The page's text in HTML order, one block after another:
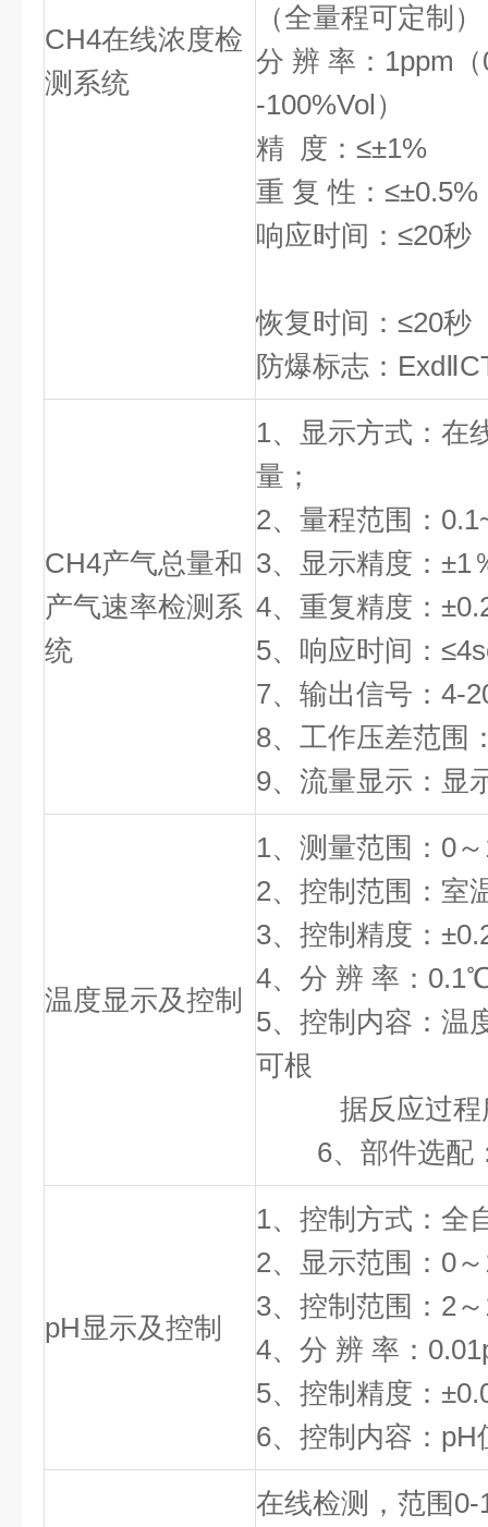
CH4在线浓度检
测系统
（全量程可定制）
分 辨 率：1ppm
-
精 度：≤±1%
重 复 性：≤±0.5%
响应时间
恢复时间：≤20秒
防爆标志：
CH4产气总量和
产气速率检测系
统
1、显示方式：在
量；
2、量程范围：
3、显示精度：±1
4、重复精度：
5、响应时间：
7、输出信号：4-
8、工作压差范围
9、流量显示：显
温度显示及控制
1、测量范围：0
2、控制范围：
3、控制精度：
4、分 辨 率：
5、控制内容：温
可根
据反应过程所
6、部件选配
pH显示及控制
1、控制方式：全
2、显示范围：0
3、控制范围：2
4、分 辨 率：
5、控制精度：
6、控制内容：
在线检测，范围